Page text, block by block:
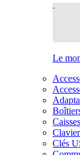
Le
Clés